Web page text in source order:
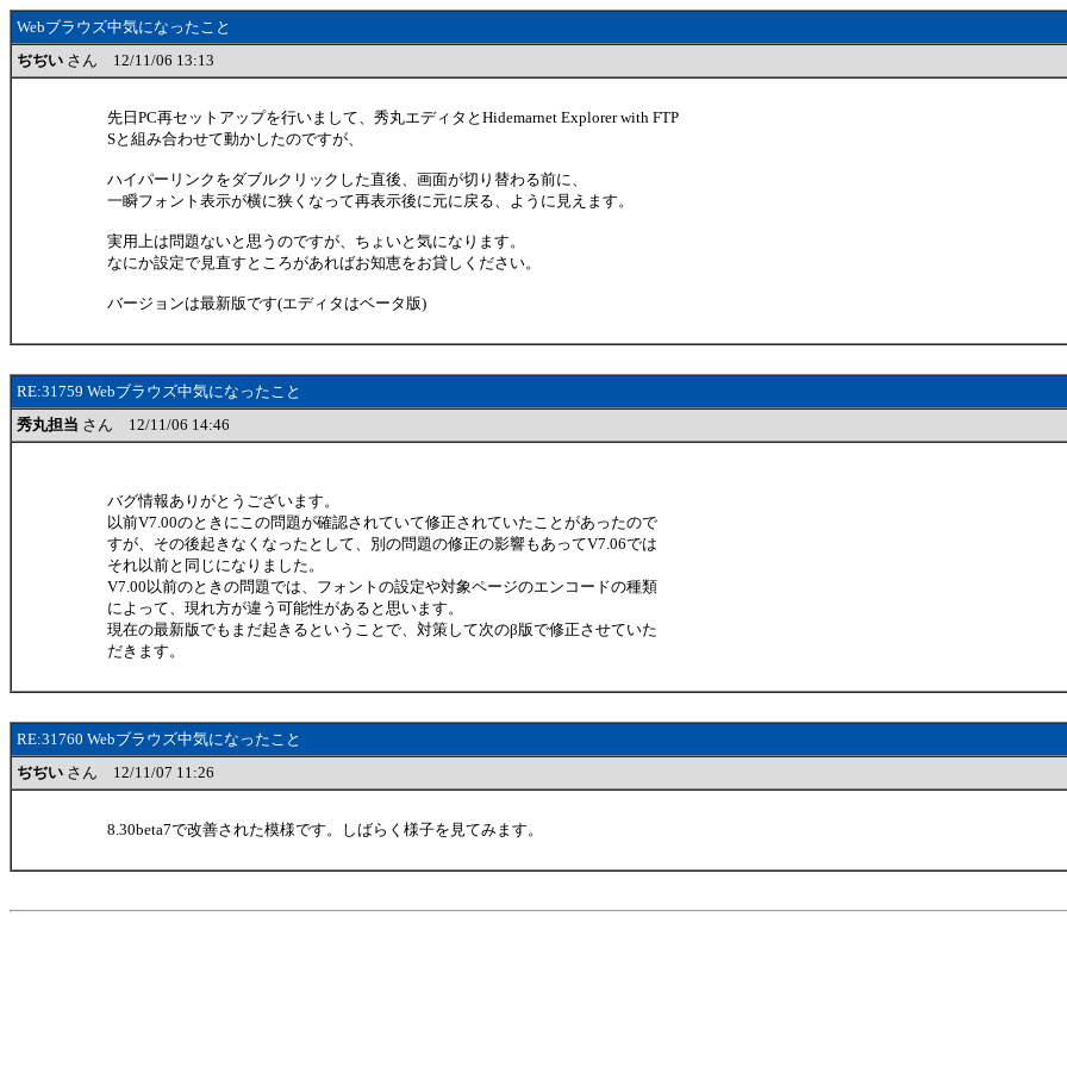
Webブラウズ中気になったこと
ぢぢい さん 12/11/06 13:13
先日PC再セットアップを行いまして、秀丸エディタとHidemarnet Explorer with FTP
Sと組み合わせて動かしたのですが、
ハイパーリンクをダブルクリックした直後、画面が切り替わる前に、
一瞬フォント表示が横に狭くなって再表示後に元に戻る、ように見えます。
実用上は問題ないと思うのですが、ちょいと気になります。
なにか設定で見直すところがあればお知恵をお貸しください。
バージョンは最新版です(エディタはベータ版)
RE:31759 Webブラウズ中気になったこと
秀丸担当 さん 12/11/06 14:46
バグ情報ありがとうございます。
以前V7.00のときにこの問題が確認されていて修正されていたことがあったので
すが、その後起きなくなったとして、別の問題の修正の影響もあってV7.06では
それ以前と同じになりました。
V7.00以前のときの問題では、フォントの設定や対象ページのエンコードの種類
によって、現れ方が違う可能性があると思います。
現在の最新版でもまだ起きるということで、対策して次のβ版で修正させていた
だきます。
RE:31760 Webブラウズ中気になったこと
ぢぢい さん 12/11/07 11:26
8.30beta7で改善された模様です。しばらく様子を見てみます。